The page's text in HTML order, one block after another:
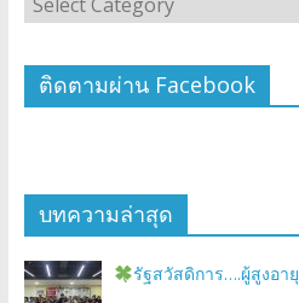
ติดตามผ่าน Facebook
บทความล่าสุด
รัฐสวัสดิการ….ผู้สูงอายุ